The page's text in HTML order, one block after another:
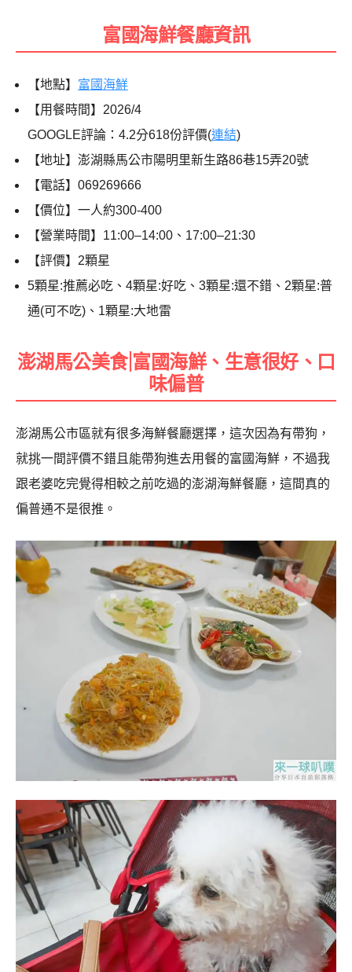
富國海鮮餐廳資訊
【地點】 富國海鮮
【用餐時間】2026/4
GOOGLE評論：4.2分618份評價(連結)
【地址】澎湖縣馬公市陽明里新生路86巷15弄20號
【電話】069269666
【價位】一人約300-400
【營業時間】11:00–14:00、17:00–21:30
【評價】2顆星
5顆星:推薦必吃、4顆星:好吃、3顆星:還不錯、2顆星:普
通(可不吃)、1顆星:大地雷
澎湖馬公美食|富國海鮮、生意很好、口
味偏普
澎湖馬公市區就有很多海鮮餐廳選擇，這次因為有帶狗，
就挑一間評價不錯且能帶狗進去用餐的富國海鮮，不過我
跟老婆吃完覺得相較之前吃過的澎湖海鮮餐廳，這間真的
偏普通不是很推。